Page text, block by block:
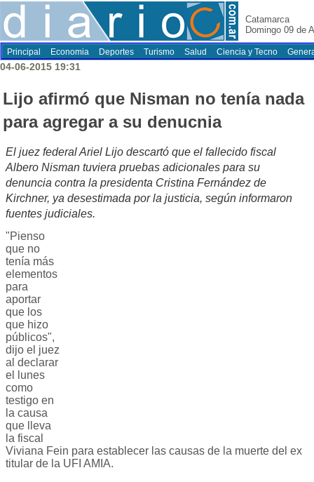
Catamarca
Domingo 09 de
Principal Economia Deportes Turismo Salud Ciencia y Tecno
04-06-2015 19:31
Lijo afirmó que Nisman no tenía nada
para agregar a su denucnia
El juez federal Ariel Lijo descartó que el fallecido fiscal
Albero Nisman tuviera pruebas adicionales para su
denuncia contra la presidenta Cristina Fernández de
Kirchner, ya desestimada por la justicia, según informaron
fuentes judiciales.
"Pienso
que no
tenía más
elementos
para
aportar
que los
que hizo
públicos",
dijo el juez
al declarar
el lunes
como
testigo en
la causa
que lleva
la fiscal
Viviana Fein para establecer las causas de la muerte del ex
titular de la UFI AMIA.